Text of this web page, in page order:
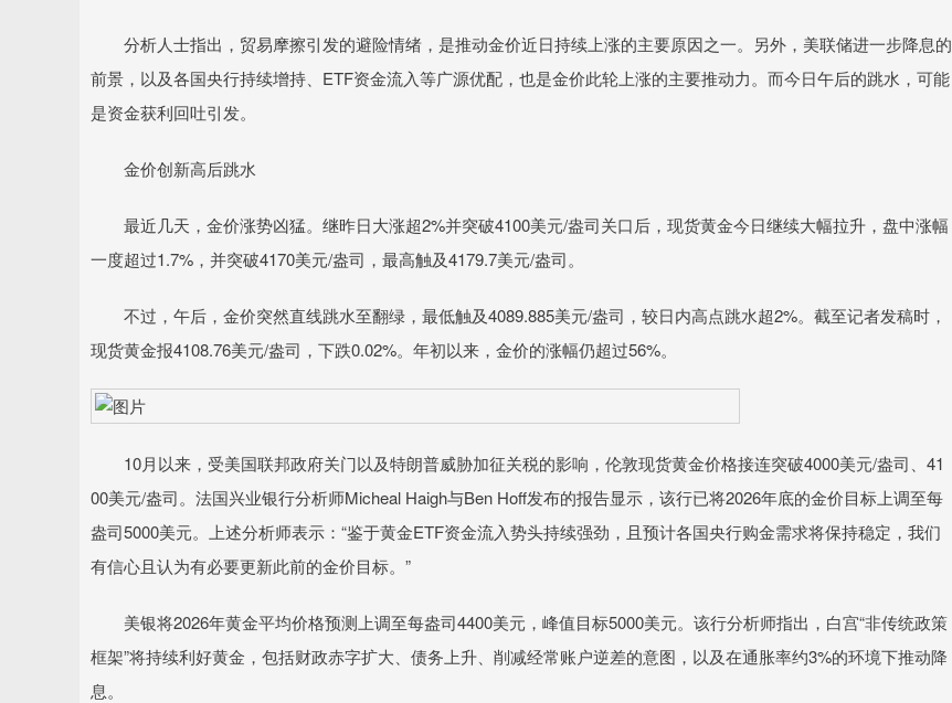
分析人士指出，贸易摩擦引发的避险情绪，是推动金价近日持续上涨的主要原因之一。另外，美联储进一步降息的
前景，以及各国央行持续增持、ETF资金流入等广源优配，也是金价此轮上涨的主要推动力。而今日午后的跳水，可能
是资金获利回吐引发。
金价创新高后跳水
最近几天，金价涨势凶猛。继昨日大涨超2%并突破4100美元/盎司关口后，现货黄金今日继续大幅拉升，盘中涨幅
一度超过1.7%，并突破4170美元/盎司，最高触及4179.7美元/盎司。
不过，午后，金价突然直线跳水至翻绿，最低触及4089.885美元/盎司，较日内高点跳水超2%。截至记者发稿时，
现货黄金报4108.76美元/盎司，下跌0.02%。年初以来，金价的涨幅仍超过56%。
10月以来，受美国联邦政府关门以及特朗普威胁加征关税的影响，伦敦现货黄金价格接连突破4000美元/盎司、41
00美元/盎司。法国兴业银行分析师Micheal Haigh与Ben Hoff发布的报告显示，该行已将2026年底的金价目标上调至每
盎司5000美元。上述分析师表示：“鉴于黄金ETF资金流入势头持续强劲，且预计各国央行购金需求将保持稳定，我们
有信心且认为有必要更新此前的金价目标。”
美银将2026年黄金平均价格预测上调至每盎司4400美元，峰值目标5000美元。该行分析师指出，白宫“非传统政策
框架”将持续利好黄金，包括财政赤字扩大、债务上升、削减经常账户逆差的意图，以及在通胀率约3%的环境下推动降
息。